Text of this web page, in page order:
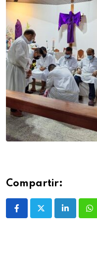
Compartir: